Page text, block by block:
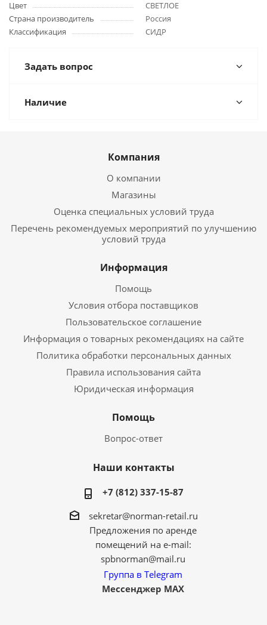
Цвет
СВЕТЛОЕ
Страна производитель
Россия
Классификация
СИДР
Задать вопрос
Наличие
Компания
О компании
Магазины
Оценка специальных условий труда
Перечень рекомендуемых мероприятий по улучшению
условий труда
Информация
Помощь
Условия отбора поставщиков
Пользовательское соглашение
Информация о товарных рекомендациях на сайте
Политика обработки персональных данных
Правила использования сайта
Юридическая информация
Помощь
Вопрос-ответ
Наши контакты
+7 (812) 337-15-87
sekretar@norman-retail.ru
Предложения по аренде
помещений на e-mail:
spbnorman@mail.ru
Группа в Telegram
Мессенджер MAX